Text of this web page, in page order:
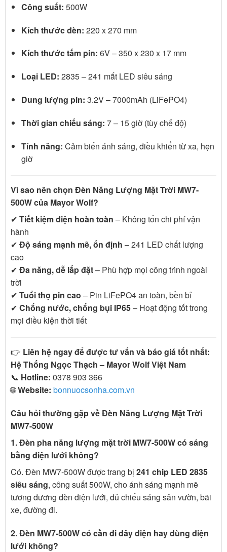
Công suất: 500W
Kích thước đèn: 220 x 270 mm
Kích thước tấm pin: 6V – 350 x 230 x 17 mm
Loại LED: 2835 – 241 mắt LED siêu sáng
Dung lượng pin: 3.2V – 7000mAh (LiFePO4)
Thời gian chiếu sáng: 7 – 15 giờ (tùy chế độ)
Tính năng: Cảm biến ánh sáng, điều khiển từ xa, hẹn
giờ
Vì sao nên chọn Đèn Năng Lượng Mặt Trời MW7-
500W của Mayor Wolf?
✔ Tiết kiệm điện hoàn toàn – Không tốn chi phí vận
hành
✔ Độ sáng mạnh mẽ, ổn định – 241 LED chất lượng
cao
✔ Đa năng, dễ lắp đặt– Phù hợp mọi công trình ngoài
trời
✔ Tuổi thọ pin cao – Pin LiFePO4 an toàn, bền bỉ
✔ Chống nước, chống bụi IP65– Hoạt động tốt trong
mọi điều kiện thời tiết
👉 Liên hệ ngay để được tư vấn và báo giá tốt nhất:
Hệ Thống Ngọc Thạch – Mayor Wolf Việt Nam
📞 Hotline: 0378 903 366
🌐Website: bonnuocsonha.com.vn
Câu hỏi thường gặp về Đèn Năng Lượng Mặt Trời
MW7-500W
1. Đèn pha năng lượng mặt trời MW7-500W có sáng
bằng điện lưới không?
Có. Đèn MW7-500W được trang bị 241 chip LED 2835
siêu sáng, công suất 500W, cho ánh sáng mạnh mẽ
tương đương đèn điện lưới, đủ chiếu sáng sân vườn, bãi
xe, đường đi.
2. Đèn MW7-500W có cần đi dây điện hay dùng điện
lưới không?